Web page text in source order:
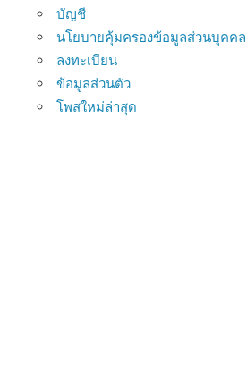
บัญชี
นโยบายคุ้มครองข้อมูลส่วนบุคคล
ลงทะเบียน
ข้อมูลส่วนตัว
โพสใหม่ล่าสุด